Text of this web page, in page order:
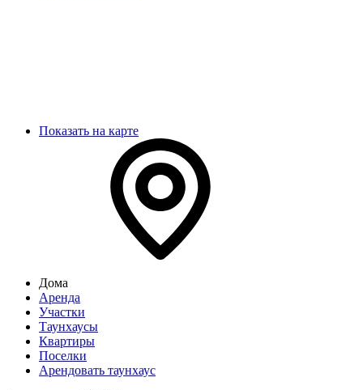
Показать на карте
Дома
Аренда
Участки
Таунхаусы
Квартиры
Поселки
Арендовать таунхаус